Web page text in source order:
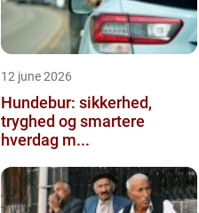
12 june 2026
Hundebur: sikkerhed,
tryghed og smartere
hverdag m...